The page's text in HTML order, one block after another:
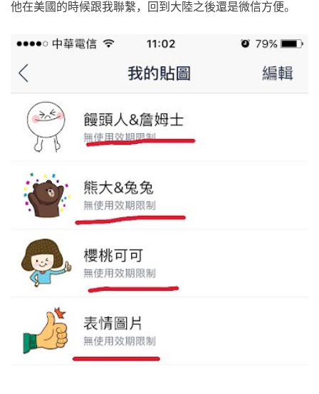
他在美國的時候跟我聯繫，回到大陸之後還是微信方便。